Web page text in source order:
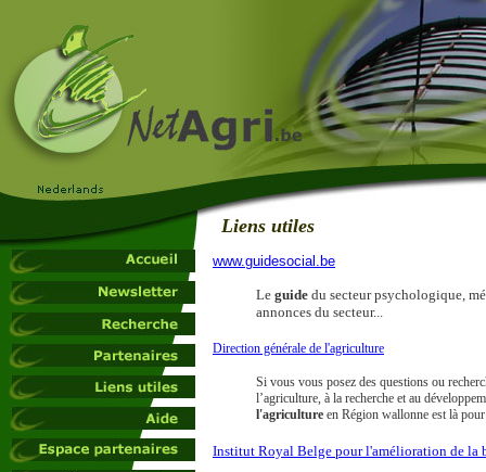
Liens utiles
www.guidesocial.be
Le guide du secteur psychologique,
annonces du secteur...
Direction générale de l'agriculture
Si vous vous posez des questions ou
l’agriculture, à la recherche et au
l'agriculture en Région wallonne est là
Institut Royal Belge pour l'amélioration de la